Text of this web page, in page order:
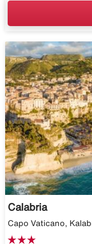
Calabria
Capo Vaticano,